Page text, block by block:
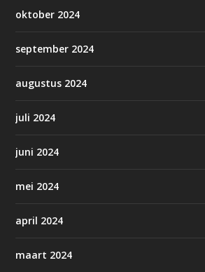
oktober 2024
september 2024
augustus 2024
juli 2024
juni 2024
mei 2024
april 2024
maart 2024